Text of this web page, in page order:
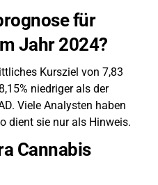
für
Jahr 2024?
Kursziel von 7,83
niedriger als der
Viele Analysten haben
dient sie nur als Hinweis.
Cannabis